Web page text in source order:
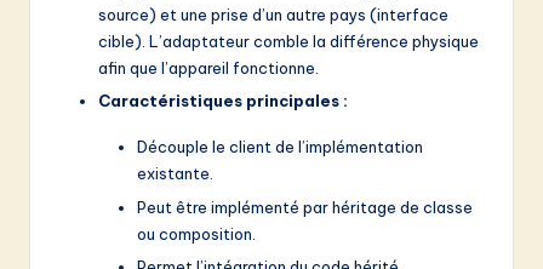
source) et une prise d’un autre pays (interface
cible). L’adaptateur comble la différence physique
afin que l’appareil fonctionne.
Caractéristiques principales :
Découple le client de l’implémentation
existante.
Peut être implémenté par héritage de classe
ou composition.